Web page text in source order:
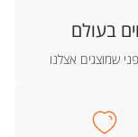
בעולם
שמוצגים אצלנו